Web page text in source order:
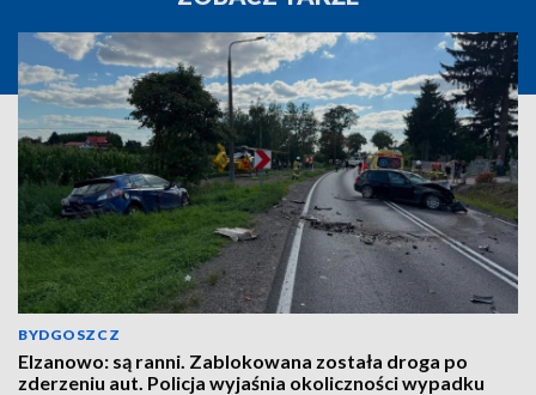
BYDGOSZCZ
Elzanowo: są ranni. Zablokowana została droga po
zderzeniu aut. Policja wyjaśnia okoliczności wypadku